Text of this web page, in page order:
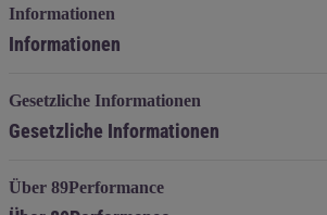
Informationen
Informationen
Gesetzliche Informationen
Gesetzliche Informationen
Über 89Performance